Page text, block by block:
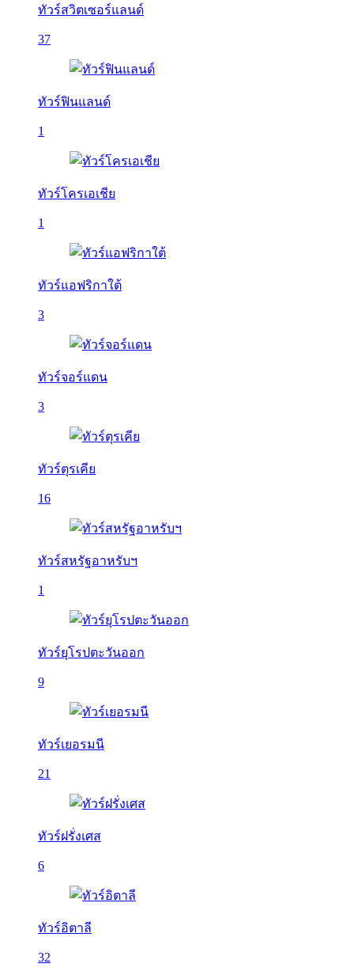
ทัวร์สวิตเซอร์แลนด์
37
ทัวร์ฟินแลนด์
1
ทัวร์โครเอเชีย
1
ทัวร์แอฟริกาใต้
3
ทัวร์จอร์แดน
3
ทัวร์ตุรเคีย
16
ทัวร์สหรัฐอาหรับฯ
1
ทัวร์ยุโรปตะวันออก
9
ทัวร์เยอรมนี
21
ทัวร์ฝรั่งเศส
6
ทัวร์อิตาลี
32